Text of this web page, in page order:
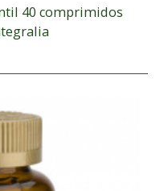
40 comprimidos